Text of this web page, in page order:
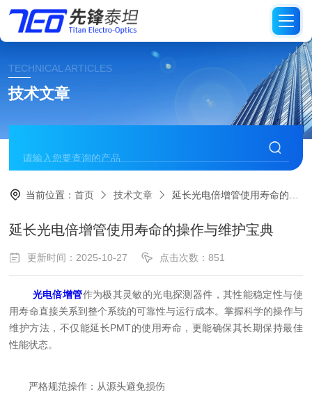
TECHNICAL ARTICLES
技术文章
当前位置：首页 技术文章 延长光电倍增管使用寿命的操作与维护宝典
延长光电倍增管使用寿命的操作与维护宝典
更新时间：2025-10-27 点击次数：851
光电倍增管作为极其灵敏的光电探测器件，其性能稳定性与使
用寿命直接关系到整个系统的可靠性与运行成本。掌握科学的操作与
维护方法，不仅能延长PMT的使用寿命，更能确保其长期保持最佳
性能状态。
严格规范操作：从源头避免损伤